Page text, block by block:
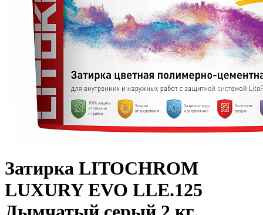
Затирка LITOCHROM
LUXURY EVO LLE.125